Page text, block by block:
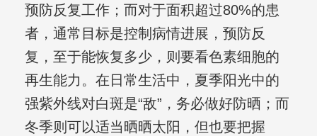
预防反复工作；而对于面积超过80%的患
者，通常目标是控制病情进展，预防反
复，至于能恢复多少，则要看色素细胞的
再生能力。在日常生活中，夏季阳光中的
强紫外线对白斑是“敌”，务必做好防晒；而
冬季则可以适当晒晒太阳，但也要把握